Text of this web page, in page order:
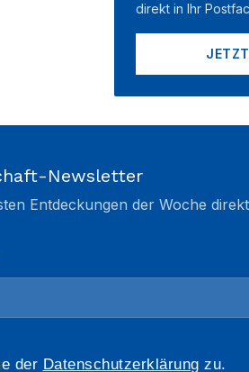
direkt in Ihr
Newsletter
Entdeckungen der Woche